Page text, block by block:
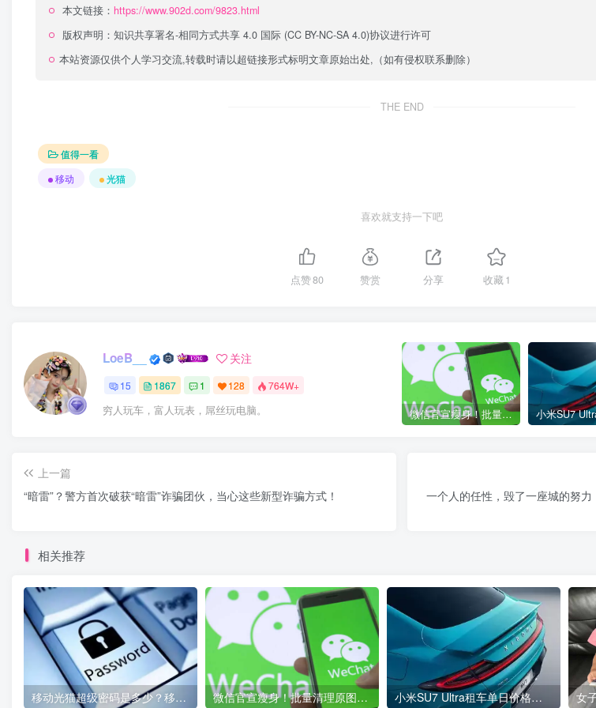
本文链接： https://www.902d.com/9823.html
版权声明： 知识共享署名-相同方式共享 4.0 国际 (CC BY-NC-SA 4.0)协议进行许可
本站资源仅供个人学习交流,转载时请以超链接形式标明文章原始出处,（如有侵权联系删除）
THE END
值得一看
移动
光猫
喜欢就支持一下吧
点赞80 赞赏 分享 收藏1
LoeB__ 关注
15 1867 1 128 764W+
穷人玩车，富人玩表，屌丝玩电脑。 微信官宣瘦身！批量清理原图新功能来了 安卓、iOS均可使用
上一篇
“暗雷”？警方首次破获“暗雷”诈骗团伙，当心这些新型诈骗方式！
一个人的任性，毁了一座城的努
相关推荐
移动光猫超级密码是多少？移动光猫超级管理员后台账号与密码 微信官宣瘦身！批量清理原图新功能来了 安卓、iOS均可使用 小米SU7 Ultra租车单日价格高达万元：一月内已约满 预计一年回本